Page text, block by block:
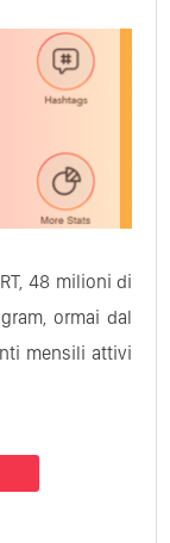
48 milioni di
ormai dal
mensili attivi